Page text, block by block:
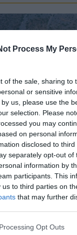
Process My
of the sale, sharing to
or sensitive
us, please use the
selection. Please
you may
on personal
disclosed to
separately opt-out of
information by
participants. This
us to third parties on
that may further
website/app uses one
Opt Outs
που «υμνεί»